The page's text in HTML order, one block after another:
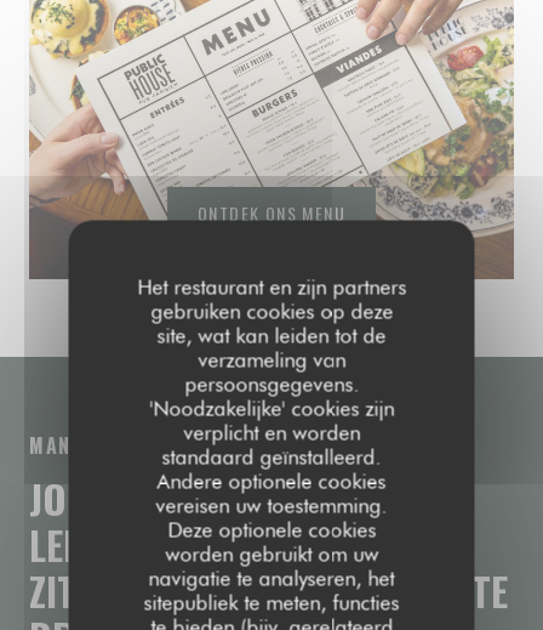
Het restaurant en zijn partners
gebruiken cookies op deze
site, wat kan leiden tot de
verzameling van
persoonsgegevens.
'Noodzakelijke' cookies zijn
verplicht en worden
standaard geïnstalleerd.
Andere optionele cookies
vereisen uw toestemming.
Deze optionele cookies
worden gebruikt om uw
navigatie te analyseren, het
sitepubliek te meten, functies
ONTDEK ONS MENU
MANIFEST
JOUW PARIJSEPUBWAAR
LEKKER
AANDEBARKUNT
ZITTEN
OMGOEDEBIERTJES
TE